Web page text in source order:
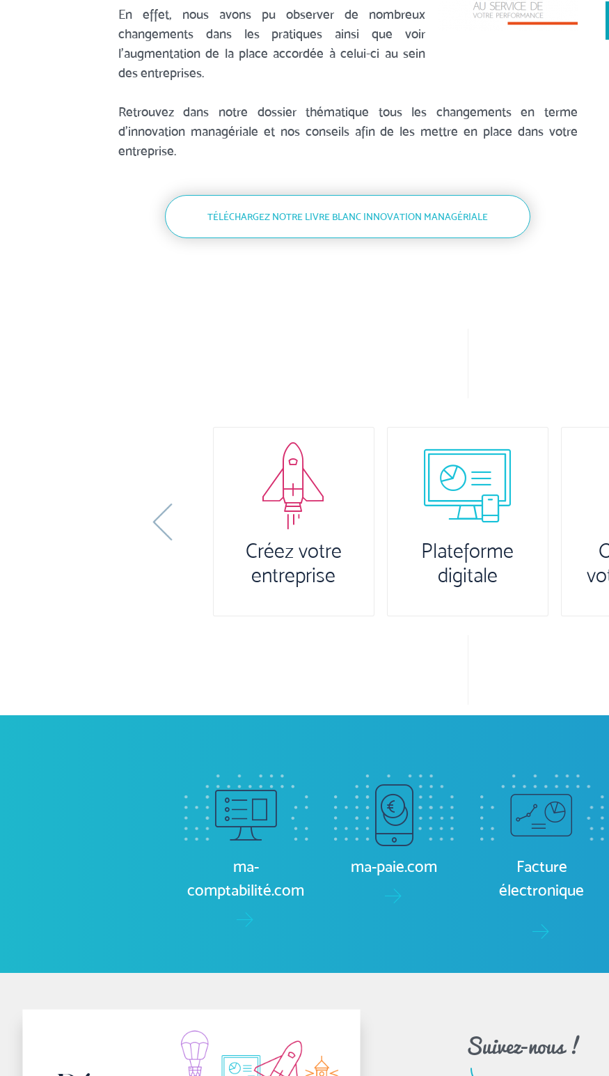
En effet, nous avons pu observer de nombreux
changements dans les pratiques ainsi que voir
l'augmentation de la place accordée à celui-ci au sein
des entreprises.
Retrouvez dans notre dossier thématique tous les changements en terme
d'innovation managériale et nos conseils afin de les mettre en place dans votre
entreprise.
TÉLÉCHARGEZ NOTRE LIVRE BLANC INNOVATION MANAGÉRIALE
Créez votre
Plateforme
Optimisez
votre gestion
Previous
ma-
comptabilité.com
ma-paie.com
Facture
électronique